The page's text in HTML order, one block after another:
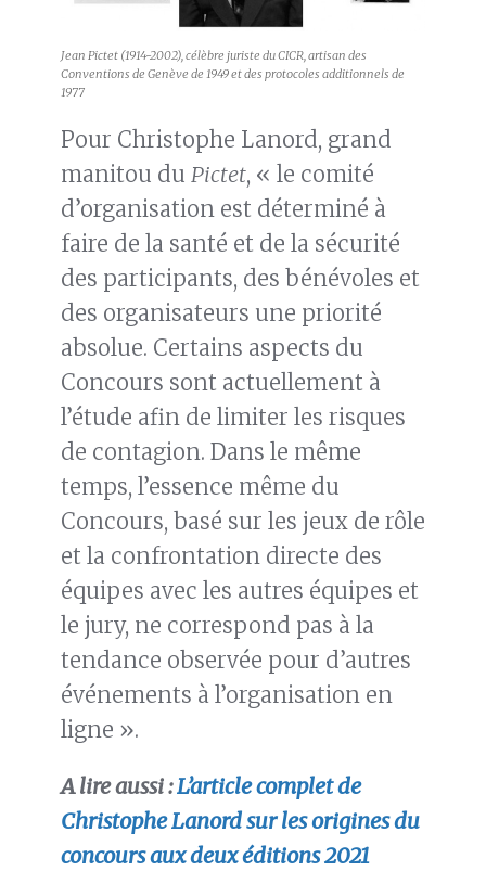
Jean Pictet (1914-2002), célèbre juriste du CICR, artisan des
Conventions de Genève de 1949 et des protocoles additionnels de
1977
Pour Christophe Lanord, grand
manitou du Pictet, « le comité
d’organisation est déterminé à
faire de la santé et de la sécurité
des participants, des bénévoles et
des organisateurs une priorité
absolue. Certains aspects du
Concours sont actuellement à
l’étude afin de limiter les risques
de contagion. Dans le même
temps, l’essence même du
Concours, basé sur les jeux de rôle
et la confrontation directe des
équipes avec les autres équipes et
le jury, ne correspond pas à la
tendance observée pour d’autres
événements à l’organisation en
ligne ».
A lire aussi :L’article complet de
Christophe Lanord sur les origines du
concours aux deux éditions 2021